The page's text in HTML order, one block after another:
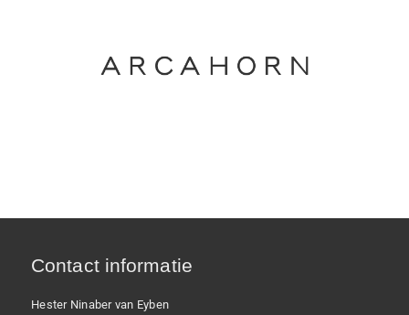
Contact informatie
Hester Ninaber van Eyben